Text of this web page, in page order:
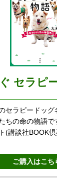
セラピ
セラピードッ
ちの命の物語で
(講談社BOOK
ご購入はこち